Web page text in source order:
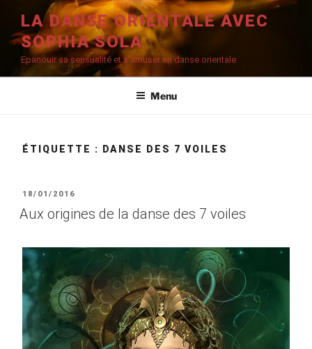
contenu
principal
LA DANSE ORIENTALE AVEC
SOPHIA SOLA
Epanouir sa sensualité et s'amuser en danse orientale
Menu
ÉTIQUETTE : DANSE DES 7 VOILES
PUBLIÉ
LE
18/01/2016
Aux origines de la danse des 7 voiles